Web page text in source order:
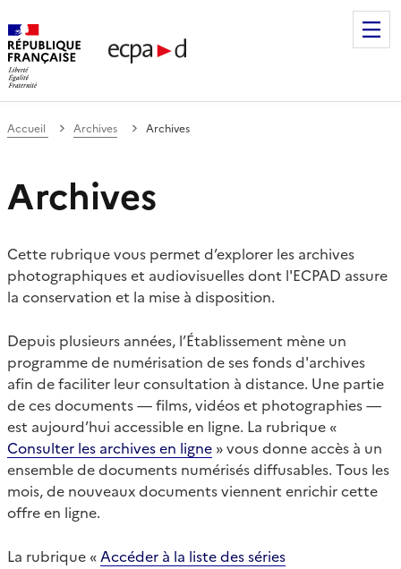
de communication et de production
Accueil Archives Archives
Archives
Cette rubrique vous permet d’explorer les archives
photographiques et audiovisuelles dont l'ECPAD assure
la conservation et la mise à disposition.
Depuis plusieurs années, l’Établissement mène un
programme de numérisation de ses fonds d'archives
afin de faciliter leur consultation à distance. Une partie
de ces documents — films, vidéos et photographies —
est aujourd’hui accessible en ligne. La rubrique «
Consulter les archives en ligne » vous donne accès à un
ensemble de documents numérisés diffusables. Tous les
mois, de nouveaux documents viennent enrichir cette
offre en ligne.
La rubrique « Accéder à la liste des séries